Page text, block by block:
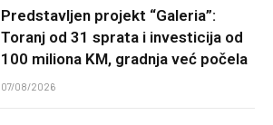
Predstavljen projekt “Galeria”:
Toranj od 31 sprata i investicija od
100 miliona KM, gradnja već počela
07/08/2026